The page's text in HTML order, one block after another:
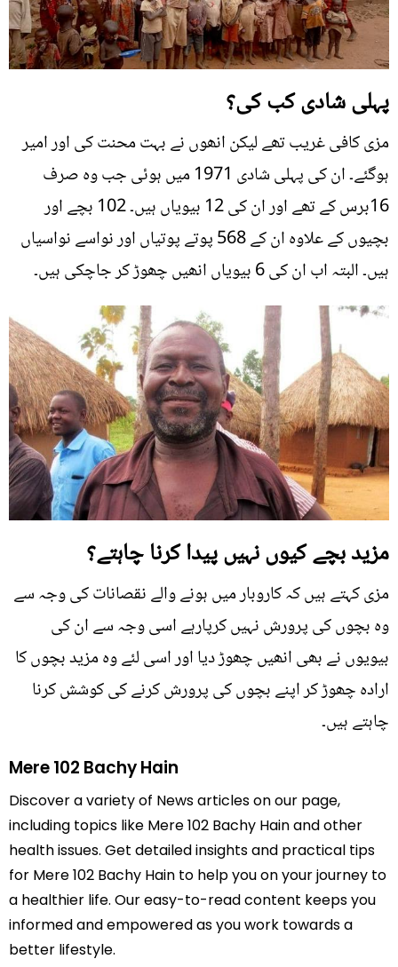
پہلی شادی کب کی؟
مزی کافی غریب تھے لیکن انھوں نے بہت محنت کی اور امیر
ہوگئے۔ ان کی پہلی شادی 1971 میں ہوئی جب وہ صرف
16برس کے تھے اور ان کی 12 بیویاں ہیں۔ 102 بچے اور
بچیوں کے علاوہ ان کے 568 پوتے پوتیاں اور نواسے نواسیاں
ہیں۔ البتہ اب ان کی 6 بیویاں انھیں چھوڑ کر جاچکی ہیں۔
مزید بچے کیوں نہیں پیدا کرنا چاہتے؟
مزی کہتے ہیں کہ کاروبار میں ہونے والے نقصانات کی وجہ سے
وہ بچوں کی پرورش نہیں کرپارہے اسی وجہ سے ان کی
بیویوں نے بھی انھیں چھوڑ دیا اور اسی لئے وہ مزید بچوں کا
ارادہ چھوڑ کر اپنے بچوں کی پرورش کرنے کی کوشش کرنا
چاہتے ہیں۔
Mere 102 Bachy Hain
Discover a variety of News articles on our page,
including topics like Mere 102 Bachy Hain and other
health issues. Get detailed insights and practical tips
for Mere 102 Bachy Hain to help you on your journey to
a healthier life. Our easy-to-read content keeps you
informed and empowered as you work towards a
better lifestyle.